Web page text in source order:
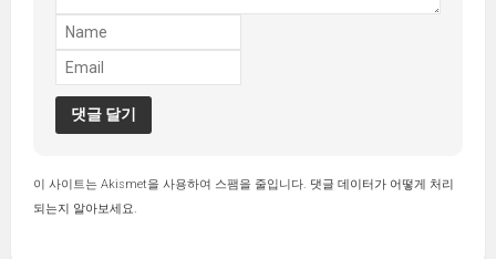
이 사이트는 Akismet을 사용하여 스팸을 줄입니다. 댓글 데이터가 어떻게 처리
되는지 알아보세요.